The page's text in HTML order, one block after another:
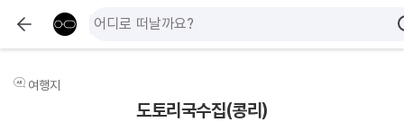
여행지
도토리국수집(콩리)